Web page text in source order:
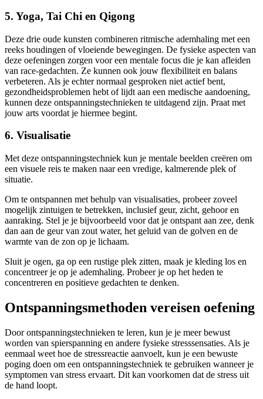
5. Yoga, Tai Chi en Qigong
Deze drie oude kunsten combineren ritmische ademhaling met een
reeks houdingen of vloeiende bewegingen. De fysieke aspecten van
deze oefeningen zorgen voor een mentale focus die je kan afleiden
van race-gedachten. Ze kunnen ook jouw flexibiliteit en balans
verbeteren. Als je echter normaal gesproken niet actief bent,
gezondheidsproblemen hebt of lijdt aan een medische aandoening,
kunnen deze ontspanningstechnieken te uitdagend zijn. Praat met
jouw arts voordat je hiermee begint.
6. Visualisatie
Met deze ontspanningstechniek kun je mentale beelden creëren om
een visuele reis te maken naar een vredige, kalmerende plek of
situatie.
Om te ontspannen met behulp van visualisaties, probeer zoveel
mogelijk zintuigen te betrekken, inclusief geur, zicht, gehoor en
aanraking. Stel je je bijvoorbeeld voor dat je ontspant aan zee, denk
dan aan de geur van zout water, het geluid van de golven en de
warmte van de zon op je lichaam.
Sluit je ogen, ga op een rustige plek zitten, maak je kleding los en
concentreer je op je ademhaling. Probeer je op het heden te
concentreren en positieve gedachten te denken.
Ontspanningsmethoden vereisen oefening
Door ontspanningstechnieken te leren, kun je je meer bewust
worden van spierspanning en andere fysieke stresssensaties. Als je
eenmaal weet hoe de stressreactie aanvoelt, kun je een bewuste
poging doen om een ontspanningstechniek te gebruiken wanneer je
symptomen van stress ervaart. Dit kan voorkomen dat de stress uit
de hand loopt.